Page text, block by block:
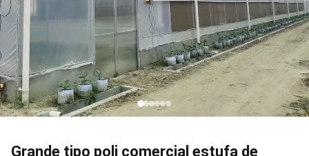
Grande tipo poli comercial estufa de